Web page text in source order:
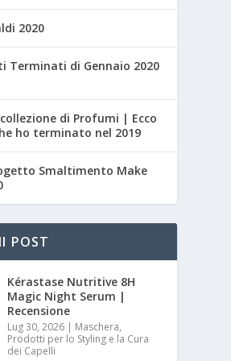
2020
Terminati di Gennaio 2020
di Profumi | Ecco
ho terminato nel 2019
Smaltimento Make
POST
Kérastase Nutritive 8H
Magic Night Serum |
Recensione
Lug 30, 2026 | Maschera,
Prodotti per lo Styling e la Cura
dei Capelli